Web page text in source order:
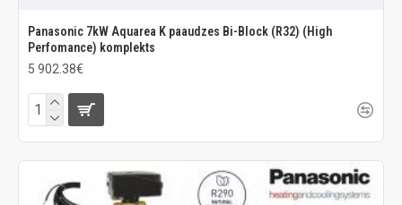
Panasonic 7kW Aquarea K paaudzes Bi-Block (R32) (High
Perfomance) komplekts
5 902.38€